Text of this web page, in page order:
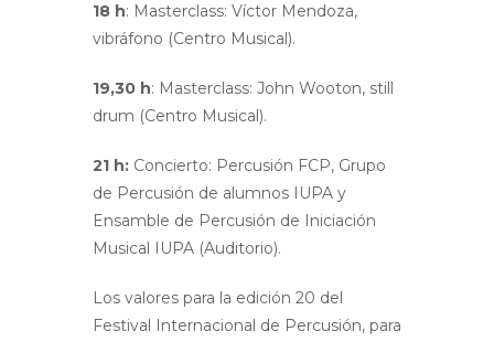
18 h: Masterclass: Víctor Mendoza,
vibráfono (Centro Musical).
19,30 h: Masterclass: John Wooton, still
drum (Centro Musical).
21 h: Concierto: Percusión FCP, Grupo
de Percusión de alumnos IUPA y
Ensamble de Percusión de Iniciación
Musical IUPA (Auditorio).
Los valores para la edición 20 del
Festival Internacional de Percusión, para